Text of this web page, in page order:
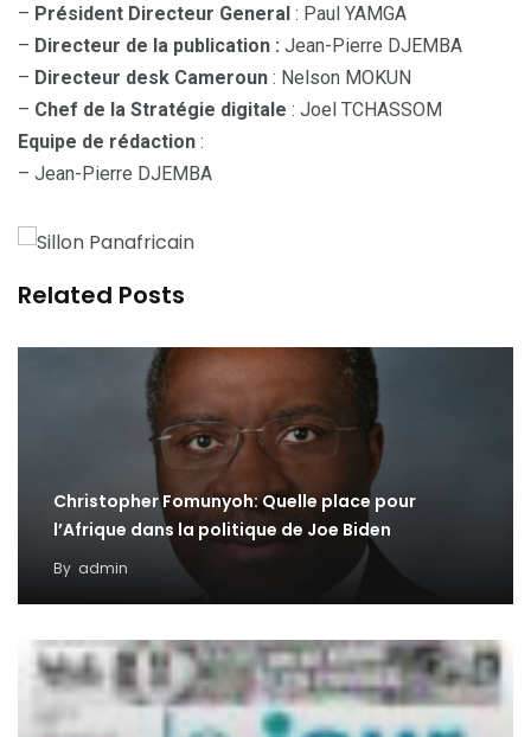
– Président Directeur General : Paul YAMGA
– Directeur de la publication : Jean-Pierre DJEMBA
– Directeur desk Cameroun : Nelson MOKUN
– Chef de la Stratégie digitale : Joel TCHASSOM
Equipe de rédaction :
– Jean-Pierre DJEMBA
Related Posts
Christopher Fomunyoh: Quelle place pour
l’Afrique dans la politique de Joe Biden
By admin